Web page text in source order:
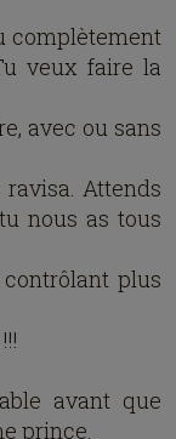
complètement
veux faire la
avec ou sans
ravisa. Attends
nous as tous
plus
avant que
prince.